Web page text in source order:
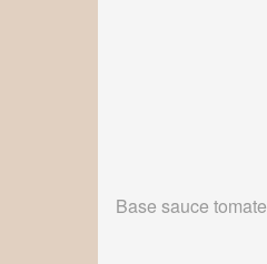
Base sauce tomate